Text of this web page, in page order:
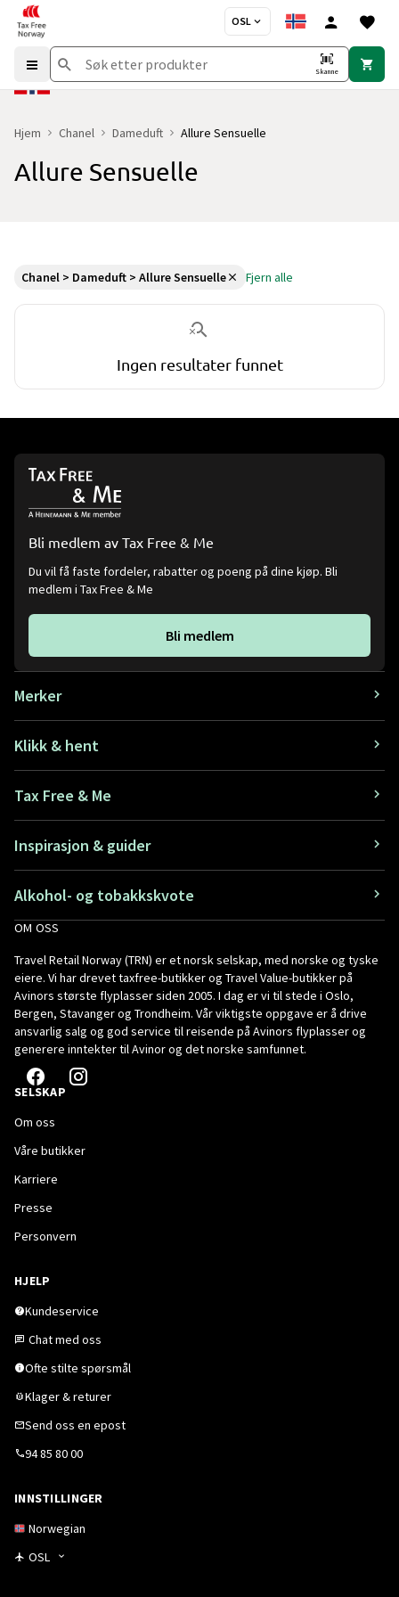
OSL
Skanne
Hjem Chanel Dameduft Allure Sensuelle
Allure Sensuelle
Chanel > Dameduft > Allure Sensuelle Fjern alle
Ingen resultater funnet
Bli medlem av Tax Free & Me
Du vil få faste fordeler, rabatter og poeng på dine kjøp. Bli
medlem i Tax Free & Me
Bli medlem
Merker
Klikk & hent
Tax Free & Me
Inspirasjon & guider
Alkohol- og tobakkskvote
OM OSS
Travel Retail Norway (TRN) er et norsk selskap, med norske og tyske
eiere. Vi har drevet taxfree-butikker og Travel Value-butikker på
Avinors største flyplasser siden 2005. I dag er vi til stede i Oslo,
Bergen, Stavanger og Trondheim. Vår viktigste oppgave er å drive
ansvarlig salg og god service til reisende på Avinors flyplasser og
generere inntekter til Avinor og det norske samfunnet.
SELSKAP
Om oss
Våre butikker
Karriere
Presse
Personvern
HJELP
Kundeservice
Chat med oss
Ofte stilte spørsmål
Klager & returer
Send oss en epost
94 85 80 00
INNSTILLINGER
Norwegian
OSL